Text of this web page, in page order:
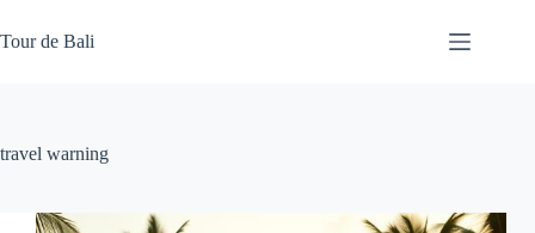
to
content
Tour de Bali
travel warning